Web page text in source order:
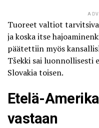
Tuoreet valtiot
ja koska itse
päätettiin myös
Tšekki sai luonnollisesti
Slovakia toisen.
Etelä-
vastaan